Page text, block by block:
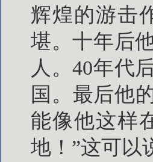
辉煌的游击
堪。十年后
人。40年代
国。最后他
能像他这样
地！”这可以